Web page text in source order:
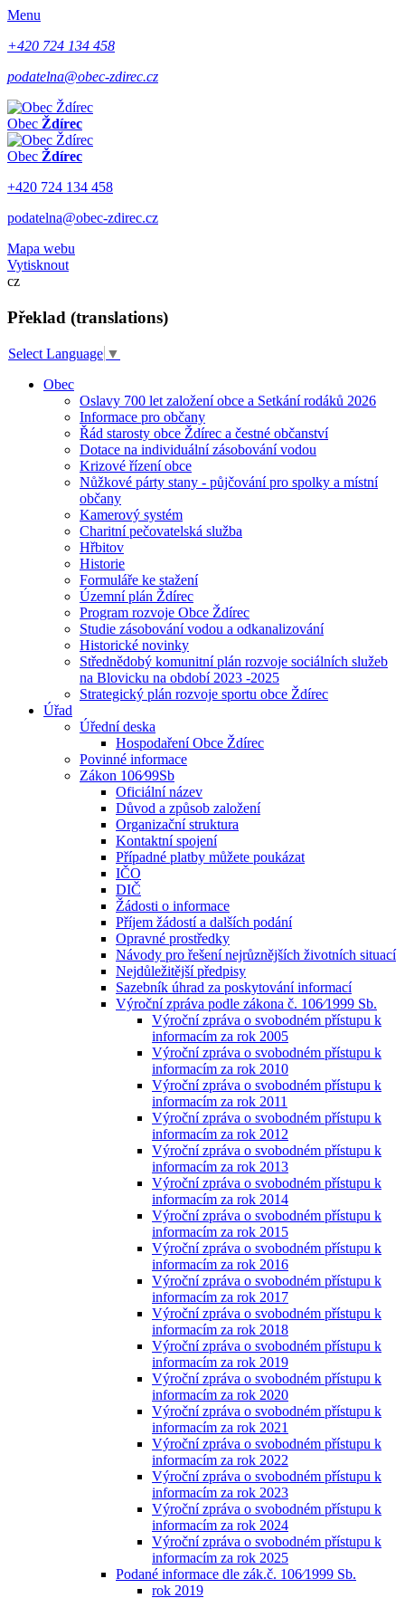
Menu
+420 724 134 458
podatelna@obec-zdirec.cz
Obec Ždírec
Obec Ždírec
+420 724 134 458
podatelna@obec-zdirec.cz
Mapa webu
Vytisknout
cz
Překlad (translations)
Select Language ▼
Obec
Oslavy 700 let založení obce a Setkání rodáků 2026
Informace pro občany
Řád starosty obce Ždírec a čestné občanství
Dotace na individuální zásobování vodou
Krizové řízení obce
Nůžkové párty stany - půjčování pro spolky a místní
občany
Kamerový systém
Charitní pečovatelská služba
Hřbitov
Historie
Formuláře ke stažení
Územní plán Ždírec
Program rozvoje Obce Ždírec
Studie zásobování vodou a odkanalizování
Historické novinky
Střednědobý komunitní plán rozvoje sociálních služeb
na Blovicku na období 2023 -2025
Strategický plán rozvoje sportu obce Ždírec
Úřad
Úřední deska
Hospodaření Obce Ždírec
Povinné informace
Zákon 106⁄99Sb
Oficiální název
Důvod a způsob založení
Organizační struktura
Kontaktní spojení
Případné platby můžete poukázat
IČO
DIČ
Žádosti o informace
Příjem žádostí a dalších podání
Opravné prostředky
Návody pro řešení nejrůznějších životních situací
Nejdůležitější předpisy
Sazebník úhrad za poskytování informací
Výroční zpráva podle zákona č. 106⁄1999 Sb.
Výroční zpráva o svobodném přístupu k
informacím za rok 2005
Výroční zpráva o svobodném přístupu k
informacím za rok 2010
Výroční zpráva o svobodném přístupu k
informacím za rok 2011
Výroční zpráva o svobodném přístupu k
informacím za rok 2012
Výroční zpráva o svobodném přístupu k
informacím za rok 2013
Výroční zpráva o svobodném přístupu k
informacím za rok 2014
Výroční zpráva o svobodném přístupu k
informacím za rok 2015
Výroční zpráva o svobodném přístupu k
informacím za rok 2016
Výroční zpráva o svobodném přístupu k
informacím za rok 2017
Výroční zpráva o svobodném přístupu k
informacím za rok 2018
Výroční zpráva o svobodném přístupu k
informacím za rok 2019
Výroční zpráva o svobodném přístupu k
informacím za rok 2020
Výroční zpráva o svobodném přístupu k
informacím za rok 2021
Výroční zpráva o svobodném přístupu k
informacím za rok 2022
Výroční zpráva o svobodném přístupu k
informacím za rok 2023
Výroční zpráva o svobodném přístupu k
informacím za rok 2024
Výroční zpráva o svobodném přístupu k
informacím za rok 2025
Podané informace dle zák.č. 106⁄1999 Sb.
rok 2019